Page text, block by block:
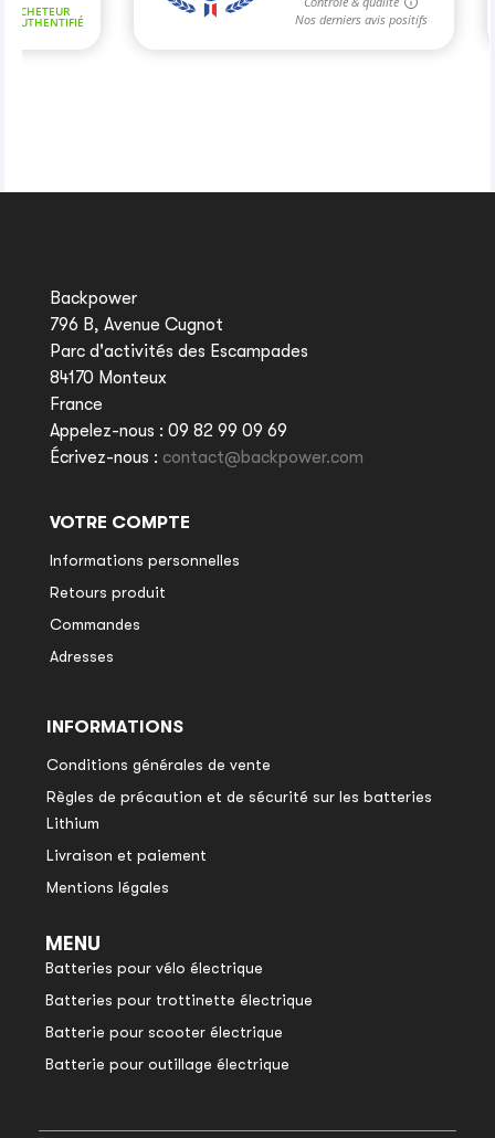
Backpower
796 B, Avenue Cugnot
Parc d'activités des Escampades
84170 Monteux
France
Appelez-nous : 09 82 99 09 69
Écrivez-nous : contact@backpower.com
VOTRE COMPTE
Informations personnelles
Retours produit
Commandes
Adresses
INFORMATIONS
Conditions générales de vente
Règles de précaution et de sécurité sur les batteries
Lithium
Livraison et paiement
Mentions légales
MENU
Batteries pour vélo électrique
Batteries pour trottinette électrique
Batterie pour scooter électrique
Batterie pour outillage électrique